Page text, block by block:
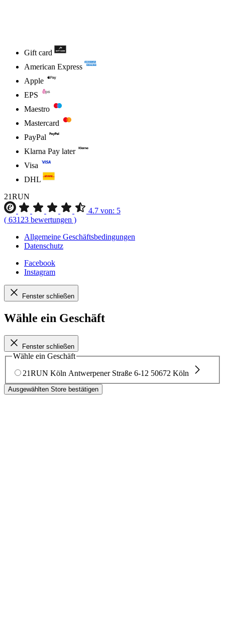
Gift card
American Express
Apple
EPS
Maestro
Mastercard
PayPal
Klarna Pay later
Visa
DHL
21RUN
4.7 von: 5
( 63123 bewertungen )
Allgemeine Geschäftsbedingungen
Datenschutz
Facebook
Instagram
Fenster schließen
Wähle ein Geschäft
Fenster schließen
Wähle ein Geschäft
21RUN Köln Antwerpener Straße 6-12 50672 Köln
Ausgewählten Store bestätigen